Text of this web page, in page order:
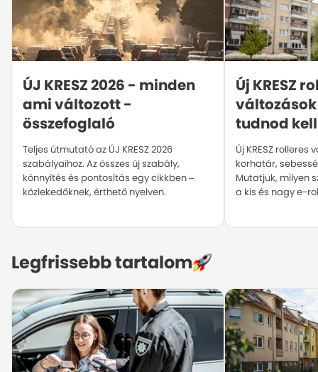
ÚJ KRESZ 2026 - minden
ami változott -
összefoglaló
Teljes útmutató az ÚJ KRESZ 2026
szabályaihoz. Az összes új szabály,
könnyítés és pontosítás egy cikkben –
közlekedőknek, érthető nyelven.
Új KRESZ
tudnod kell
Új KRESZ
korhatár,
Mutatjuk, milyen
a kis és nagy e-
Legfrissebb tartalom